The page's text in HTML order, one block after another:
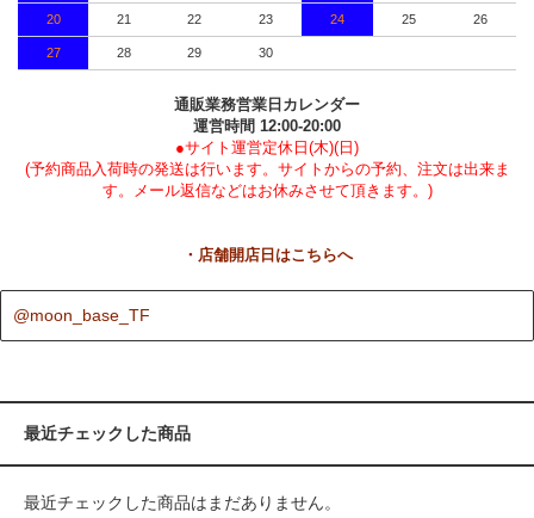
20 21 22 23 24 25 26
27 28 29 30
通販業務営業日カレンダー
運営時間 12:00-20:00
●サイト運営定休日(木)(日)
(予約商品入荷時の発送は行います。サイトからの予約、注文は出来ま
す。メール返信などはお休みさせて頂きます。)
・店舗開店日はこちらへ
@moon_base_TF
最近チェックした商品
最近チェックした商品はまだありません。